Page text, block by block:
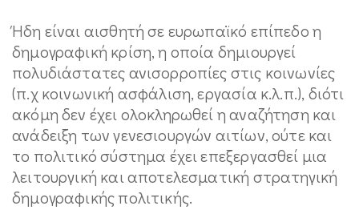
Ήδη είναι αισθητή σε ευρωπαϊκό επίπεδο η
δημογραφική κρίση, η οποία δημιουργεί
πολυδιάστατες ανισορροπίες στις κοινωνίες
(π.χ κοινωνική ασφάλιση, εργασία κ.λ.π.), διότι
ακόμη δεν έχει ολοκληρωθεί η αναζήτηση και
ανάδειξη των γενεσιουργών αιτίων, ούτε και
το πολιτικό σύστημα έχει επεξεργασθεί μια
λειτουργική και αποτελεσματική στρατηγική
δημογραφικής πολιτικής.